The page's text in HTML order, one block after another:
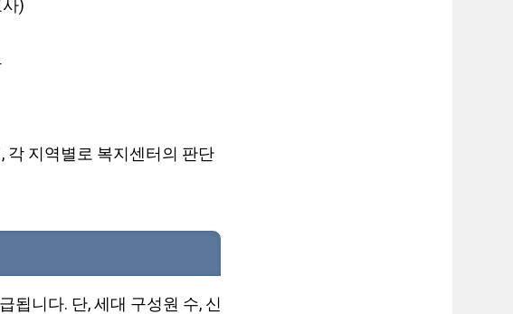
)
각 지역별로 복지센터의 판단
됩니다. 단, 세대 구성원 수, 신